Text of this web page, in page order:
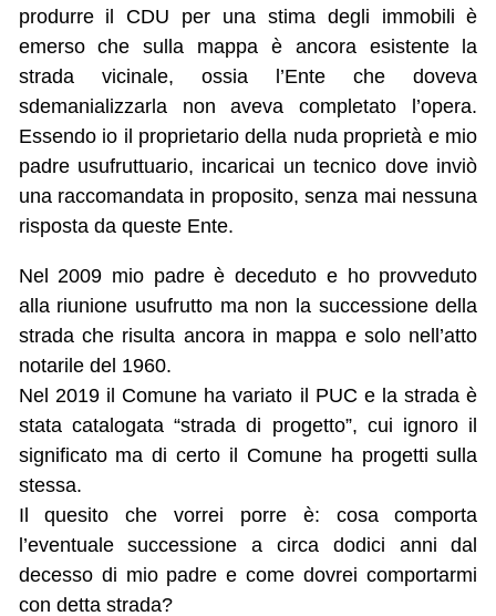
produrre il CDU per una stima degli immobili è
emerso che sulla mappa è ancora esistente la
strada vicinale, ossia l’Ente che doveva
sdemanializzarla non aveva completato l’opera.
Essendo io il proprietario della nuda proprietà e mio
padre usufruttuario, incaricai un tecnico dove inviò
una raccomandata in proposito, senza mai nessuna
risposta da queste Ente.
Nel 2009 mio padre è deceduto e ho provveduto
alla riunione usufrutto ma non la successione della
strada che risulta ancora in mappa e solo nell’atto
notarile del 1960.
Nel 2019 il Comune ha variato il PUC e la strada è
stata catalogata “strada di progetto”, cui ignoro il
significato ma di certo il Comune ha progetti sulla
stessa.
Il quesito che vorrei porre è: cosa comporta
l’eventuale successione a circa dodici anni dal
decesso di mio padre e come dovrei comportarmi
con detta strada?